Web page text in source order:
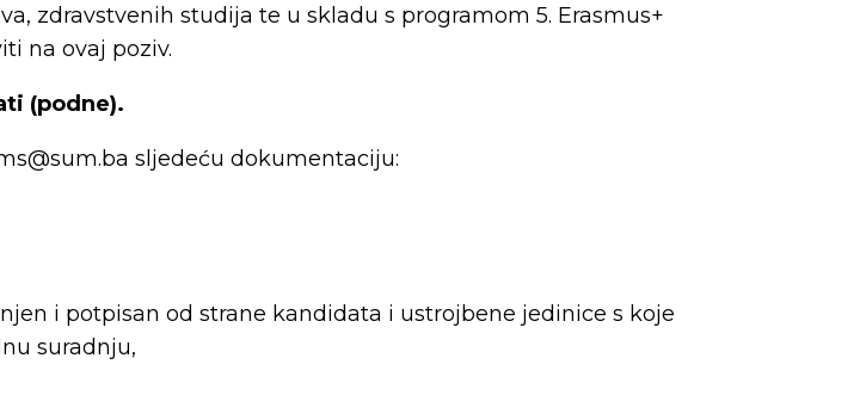
zdravstvenih studija te u skladu s programom 5. Erasmus+
na ovaj poziv.
(podne).
sljedeću dokumentaciju:
i potpisan od strane kandidata i ustrojbene jedinice s koje
suradnju,